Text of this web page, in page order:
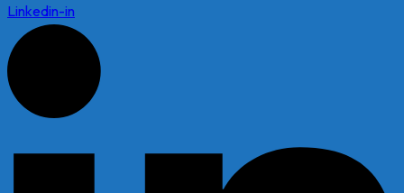
Linkedin-in